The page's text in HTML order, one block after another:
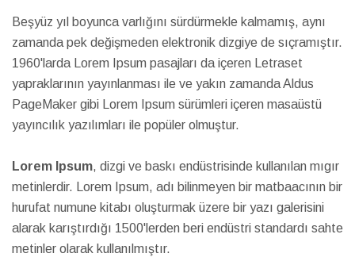
Beşyüz yıl boyunca varlığını sürdürmekle kalmamış, aynı
zamanda pek değişmeden elektronik dizgiye de sıçramıştır.
1960'larda Lorem Ipsum pasajları da içeren Letraset
yapraklarının yayınlanması ile ve yakın zamanda Aldus
PageMaker gibi Lorem Ipsum sürümleri içeren masaüstü
yayıncılık yazılımları ile popüler olmuştur.
Lorem Ipsum, dizgi ve baskı endüstrisinde kullanılan mıgır
metinlerdir. Lorem Ipsum, adı bilinmeyen bir matbaacının bir
hurufat numune kitabı oluşturmak üzere bir yazı galerisini
alarak karıştırdığı 1500'lerden beri endüstri standardı sahte
metinler olarak kullanılmıştır.